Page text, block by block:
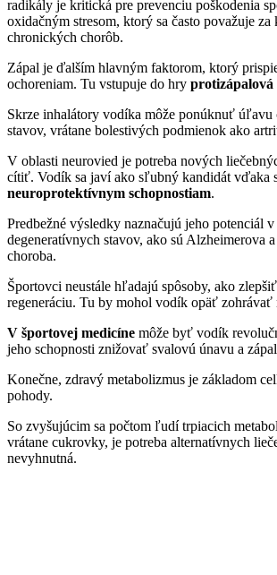
radikály je kritická pre prevenciu poškodenia
oxidačným stresom, ktorý sa často považuje za
chronických chorôb.
Zápal je ďalším hlavným faktorom, ktorý
ochoreniam. Tu vstupuje do hry
Skrze inhalátory vodíka môže ponúknuť úľavu
stavov, vrátane bolestivých podmienok ako
V oblasti neurovied je potreba nových
cítiť. Vodík sa javí ako sľubný kandidát vďaka
neuroprotektívnym schopnostiam.
Predbežné výsledky naznačujú jeho potenciál
degeneratívnych stavov, ako sú Alzheimerova
choroba.
Športovci neustále hľadajú spôsoby, ako
regeneráciu. Tu by mohol vodík opäť zohrávať
V športovej medicíne môže byť vodík
jeho schopnosti znižovať svalovú únavu a
Konečne, zdravý metabolizmus je základom
pohody.
So zvyšujúcim sa počtom ľudí trpiacich
vrátane cukrovky, je potreba alternatívnych
nevyhnutná.